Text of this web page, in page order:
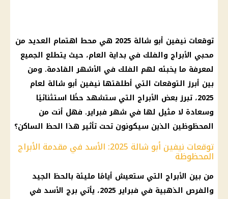
توقعات نيفين أبو شالة 2025
هي محط اهتمام العديد من
محبي الأبراج والفلك في بداية العام، حيث يتطلع الجميع
لمعرفة ما يخبئه لهم الفلك في الأشهر القادمة. ومن
بين أبرز التوقعات التي أطلقتها نيفين أبو شالة لعام
2025، تبرز بعض
الأبراج التي ستشهد حظًا استثنائيًا
وسعادة لا مثيل لها في شهر فبراير. فهل أنت من
المحظوظين الذين سيكونون تحت تأثير هذا الحظ الساكن؟
توقعات نيفين أبو شالة 2025: الأسد في مقدمة الأبراج
المحظوظة
من بين الأبراج التي ستعيش أيامًا مليئة بالحظ الجيد
والفرص الذهبية في فبراير 2025 ، يأتي برج الأسد في